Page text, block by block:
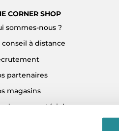
CORNER SHOP
sommes-nous ?
conseil à distance
partenaires
magasins
son matériel